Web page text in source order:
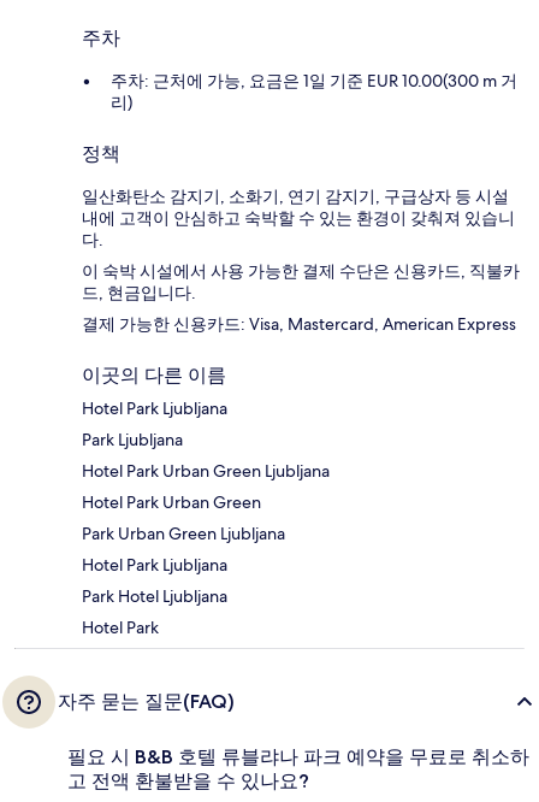
주차
주차: 근처에 가능, 요금은 1일 기준 EUR 10.00(300 m 거
리)
정책
일산화탄소 감지기, 소화기, 연기 감지기, 구급상자 등 시설
내에 고객이 안심하고 숙박할 수 있는 환경이 갖춰져 있습니
다.
이 숙박 시설에서 사용 가능한 결제 수단은 신용카드, 직불카
드, 현금입니다.
결제 가능한 신용카드: Visa, Mastercard, American Express
이곳의 다른 이름
Hotel Park Ljubljana
Park Ljubljana
Hotel Park Urban Green Ljubljana
Hotel Park Urban Green
Park Urban Green Ljubljana
Hotel Park Ljubljana
Park Hotel Ljubljana
Hotel Park
자주 묻는 질문(FAQ)
필요 시 B&B 호텔 류블랴나 파크 예약을 무료로 취소하
고 전액 환불받을 수 있나요?